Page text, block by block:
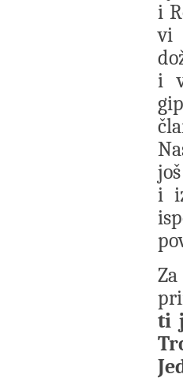
i
vi
i
i
ti